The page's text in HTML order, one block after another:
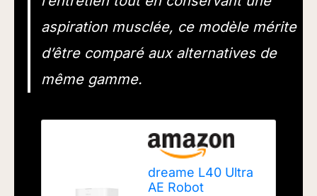
aspiration musclée, ce modèle mérite
d’être comparé aux alternatives de
même gamme.
dreame L40 Ultra
AE Robot